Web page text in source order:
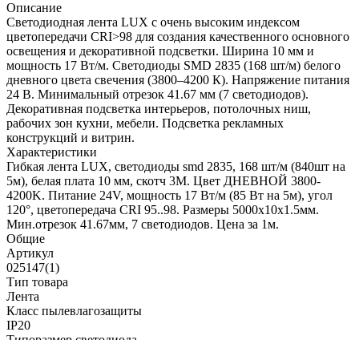
Описание
Светодиодная лента LUX с очень высоким индексом
цветопередачи CRI>98 для создания качественного основного
освещения и декоративной подсветки. Ширина 10 мм и
мощность 17 Вт/м. Светодиоды SMD 2835 (168 шт/м) белого
дневного цвета свечения (3800–4200 К). Напряжение питания
24 В. Минимальный отрезок 41.67 мм (7 светодиодов).
Декоративная подсветка интерьеров, потолочных ниш,
рабочих зон кухни, мебели. Подсветка рекламных
конструкций и витрин.
Характеристики
Гибкая лента LUX, светодиоды smd 2835, 168 шт/м (840шт на
5м), белая плата 10 мм, скотч 3М. Цвет ДНЕВНОЙ 3800-
4200K. Питание 24V, мощность 17 Вт/м (85 Вт на 5м), угол
120°, цветопередача CRI 95..98. Размеры 5000х10x1.5мм.
Мин.отрезок 41.67мм, 7 светодиодов. Цена за 1м.
Общие
Артикул
025147(1)
Тип товара
Лента
Класс пылевлагозащиты
IP20